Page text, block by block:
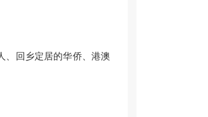
、回乡定居的华侨、港澳